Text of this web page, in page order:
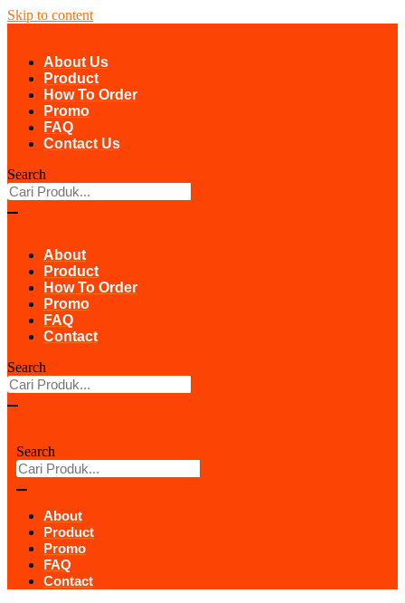
Skip to content
About Us
Product
How To Order
Promo
FAQ
Contact Us
Search
About
Product
How To Order
Promo
FAQ
Contact
Search
Search
About
Product
Promo
FAQ
Contact